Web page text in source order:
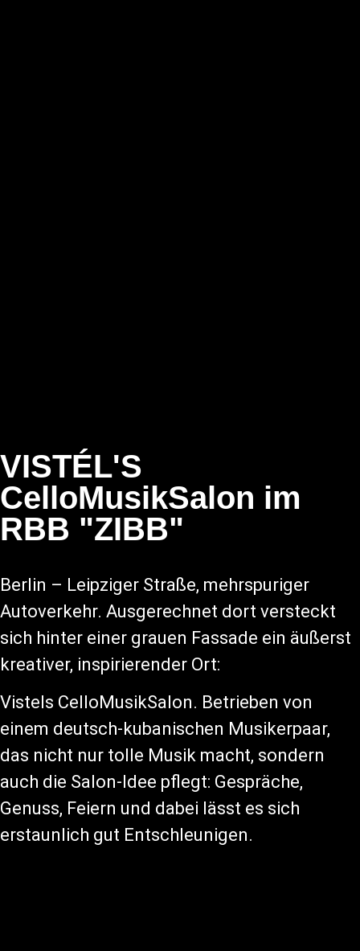
VISTÉL'S
CelloMusikSalon im
RBB "ZIBB"
Berlin – Leipziger Straße, mehrspuriger
Autoverkehr. Ausgerechnet dort versteckt
sich hinter einer grauen Fassade ein äußerst
kreativer, inspirierender Ort:
Vistels CelloMusikSalon. Betrieben von
einem deutsch-kubanischen Musikerpaar,
das nicht nur tolle Musik macht, sondern
auch die Salon-Idee pflegt: Gespräche,
Genuss, Feiern und dabei lässt es sich
erstaunlich gut Entschleunigen.